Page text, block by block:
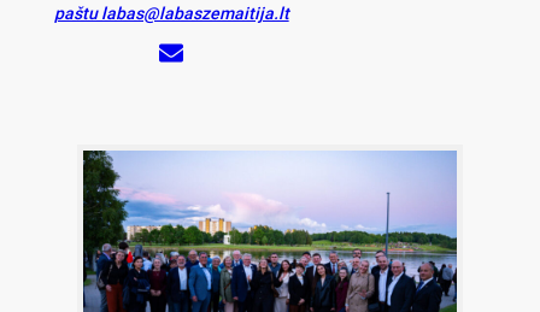
paštu labas@labaszemaitija.lt